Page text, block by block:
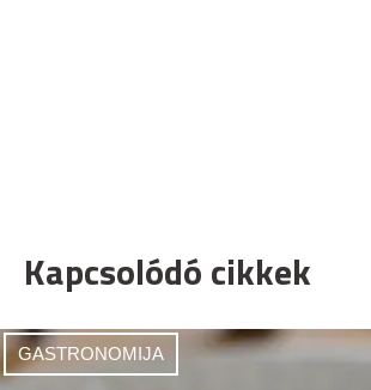
Kapcsolódó cikkek
GASTRONOMIJA